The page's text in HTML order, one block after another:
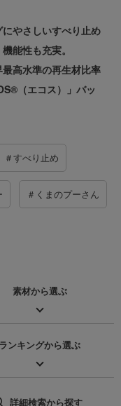
やさしいすべり止め
能性も充実。
高水準の再生材比率
（エコス）」バッ
＃すべり止め
＃くまのプーさん
素材から選ぶ
ランキングから選ぶ
詳細検索から探す